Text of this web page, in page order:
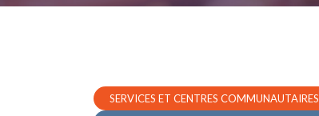
SERVICES ET CENTRES COMMUNAUTAIRES